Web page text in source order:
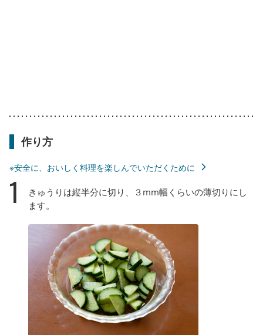
作り方
※安全に、おいしく料理を楽しんでいただくために
1
きゅうりは縦半分に切り、３mm幅くらいの薄切りにし
ます。